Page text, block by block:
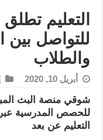
التعليم
للتواصل بين
والطلاب
أبريل 10, 2020
شوقي منصة البث
للحصص المدرسية عبر
التعليم عن بعد